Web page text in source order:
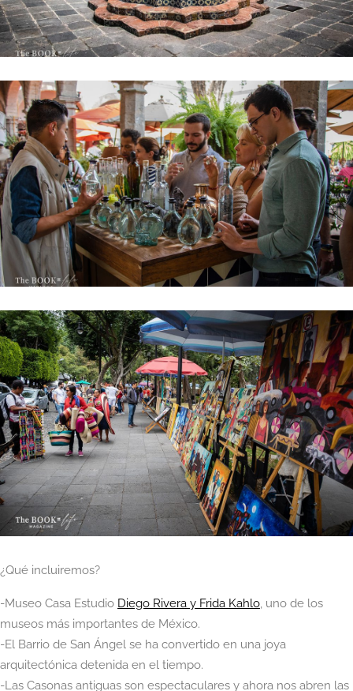
¿Qué incluiremos?
-Museo Casa Estudio Diego Rivera y Frida Kahlo, uno de los
museos más importantes de México.
-El Barrio de San Ángel se ha convertido en una joya
arquitectónica detenida en el tiempo.
-Las Casonas antiguas son espectaculares y ahora nos abren las